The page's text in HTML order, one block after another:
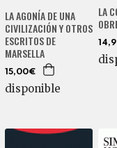
LA AGONÍA DE UNA
CIVILIZACIÓN Y OTROS
ESCRITOS DE
MARSELLA
15,00€
disponible
LA